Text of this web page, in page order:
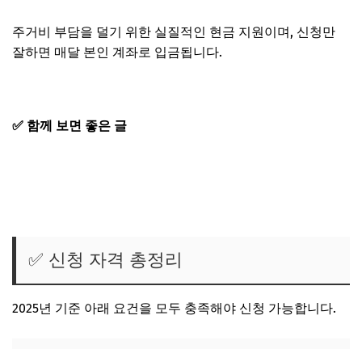
주거비 부담을 덜기 위한 실질적인 현금 지원이며, 신청만
잘하면 매달 본인 계좌로 입금됩니다.
✅ 함께 보면 좋은 글
✅ 신청 자격 총정리
2025년 기준 아래 요건을 모두 충족해야 신청 가능합니다.